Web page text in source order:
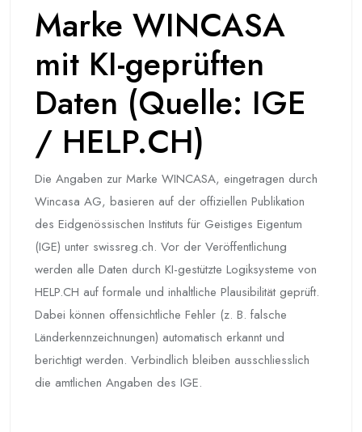
Marke WINCASA
mit KI-geprüften
Daten (Quelle: IGE
/ HELP.CH)
Die Angaben zur Marke WINCASA, eingetragen durch
Wincasa AG, basieren auf der offiziellen Publikation
des Eidgenössischen Instituts für Geistiges Eigentum
(IGE) unter swissreg.ch. Vor der Veröffentlichung
werden alle Daten durch KI-gestützte Logiksysteme von
HELP.CH auf formale und inhaltliche Plausibilität geprüft.
Dabei können offensichtliche Fehler (z. B. falsche
Länderkennzeichnungen) automatisch erkannt und
berichtigt werden. Verbindlich bleiben ausschliesslich
die amtlichen Angaben des IGE.